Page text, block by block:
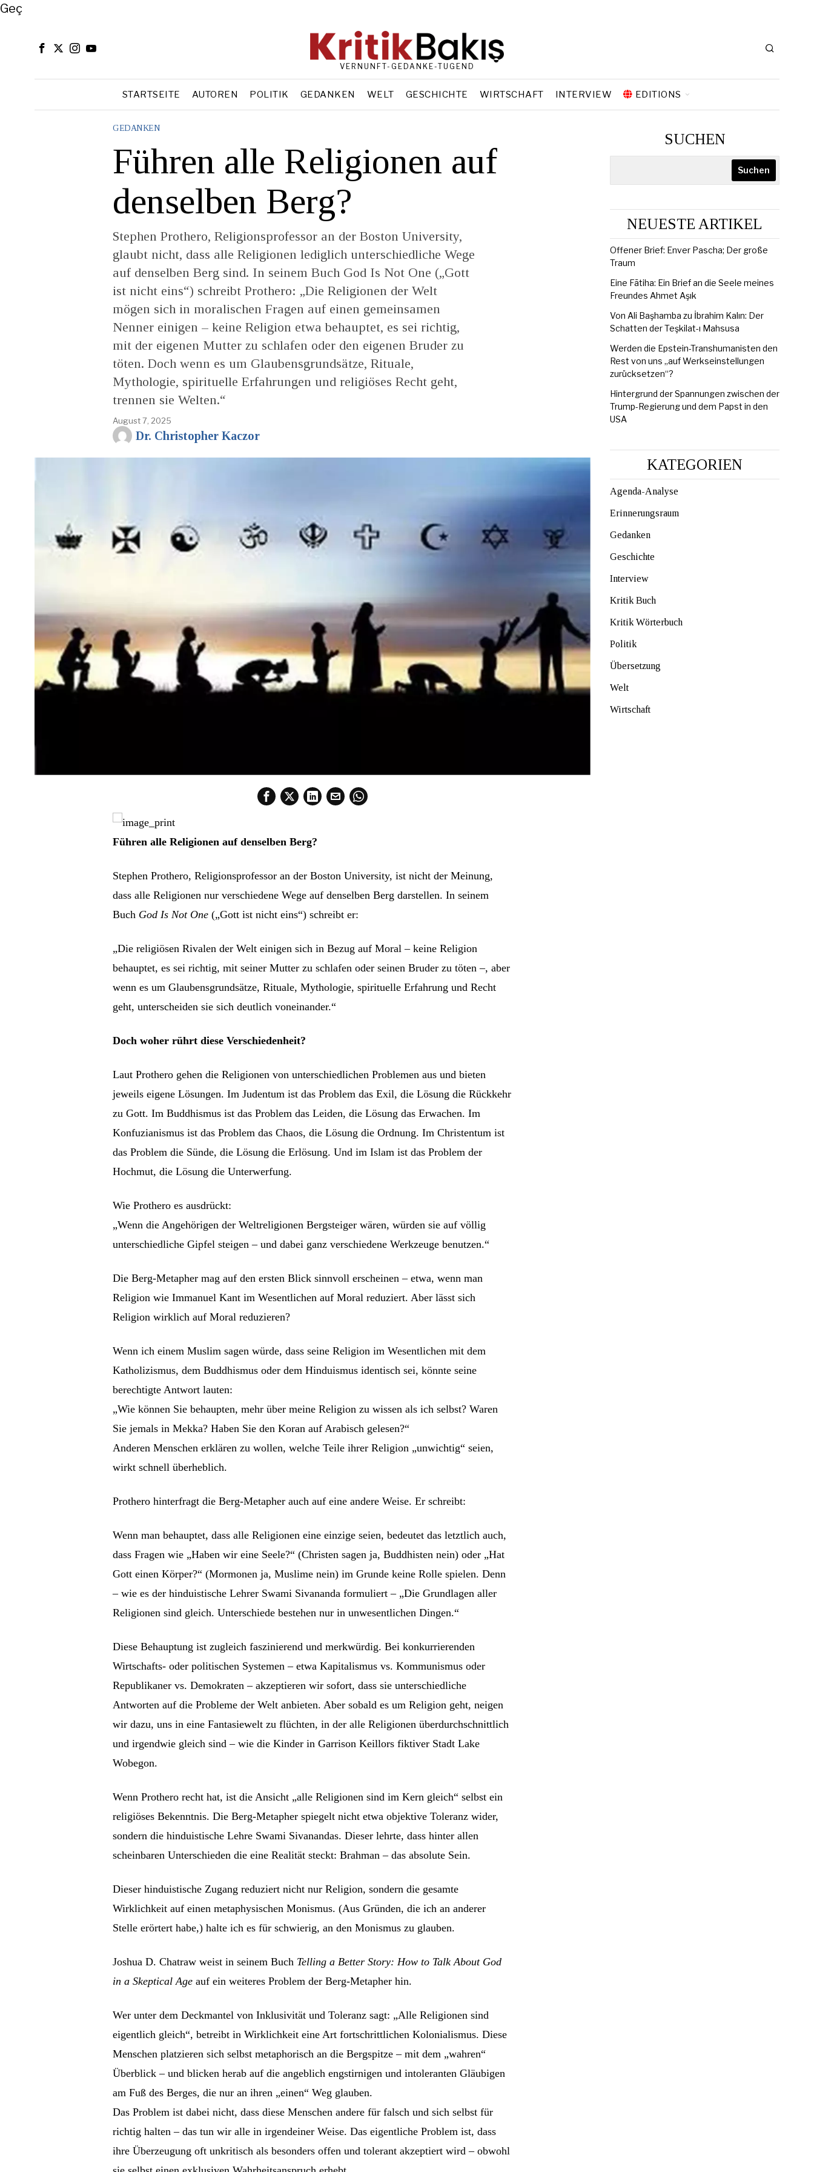
Close
Geç
VERNUNFT-GEDANKE-TUGEND
STARTSEITE AUTOREN POLITIK GEDANKEN WELT GESCHICHTE WIRTSCHAFT INTERVIEW EDITIONS
GEDANKEN
Führen alle Religionen auf
denselben Berg?
Stephen Prothero, Religionsprofessor an der Boston University,
glaubt nicht, dass alle Religionen lediglich unterschiedliche Wege
auf denselben Berg sind. In seinem Buch God Is Not One („Gott
ist nicht eins“) schreibt Prothero: „Die Religionen der Welt
mögen sich in moralischen Fragen auf einen gemeinsamen
Nenner einigen – keine Religion etwa behauptet, es sei richtig,
mit der eigenen Mutter zu schlafen oder den eigenen Bruder zu
töten. Doch wenn es um Glaubensgrundsätze, Rituale,
Mythologie, spirituelle Erfahrungen und religiöses Recht geht,
trennen sie Welten.“
August 7, 2025
Dr. Christopher Kaczor
Führen alle Religionen auf denselben Berg?
Stephen Prothero, Religionsprofessor an der Boston University, ist nicht der Meinung,
dass alle Religionen nur verschiedene Wege auf denselben Berg darstellen. In seinem
Buch God Is Not One („Gott ist nicht eins“) schreibt er:
„Die religiösen Rivalen der Welt einigen sich in Bezug auf Moral – keine Religion
behauptet, es sei richtig, mit seiner Mutter zu schlafen oder seinen Bruder zu töten –, aber
wenn es um Glaubensgrundsätze, Rituale, Mythologie, spirituelle Erfahrung und Recht
geht, unterscheiden sie sich deutlich voneinander.“
Doch woher rührt diese Verschiedenheit?
Laut Prothero gehen die Religionen von unterschiedlichen Problemen aus und bieten
jeweils eigene Lösungen. Im Judentum ist das Problem das Exil, die Lösung die Rückkehr
zu Gott. Im Buddhismus ist das Problem das Leiden, die Lösung das Erwachen. Im
Konfuzianismus ist das Problem das Chaos, die Lösung die Ordnung. Im Christentum ist
das Problem die Sünde, die Lösung die Erlösung. Und im Islam ist das Problem der
Hochmut, die Lösung die Unterwerfung.
Wie Prothero es ausdrückt:
„Wenn die Angehörigen der Weltreligionen Bergsteiger wären, würden sie auf völlig
unterschiedliche Gipfel steigen – und dabei ganz verschiedene Werkzeuge benutzen.“
Die Berg-Metapher mag auf den ersten Blick sinnvoll erscheinen – etwa, wenn man
Religion wie Immanuel Kant im Wesentlichen auf Moral reduziert. Aber lässt sich
Religion wirklich auf Moral reduzieren?
Wenn ich einem Muslim sagen würde, dass seine Religion im Wesentlichen mit dem
Katholizismus, dem Buddhismus oder dem Hinduismus identisch sei, könnte seine
berechtigte Antwort lauten:
„Wie können Sie behaupten, mehr über meine Religion zu wissen als ich selbst? Waren
Sie jemals in Mekka? Haben Sie den Koran auf Arabisch gelesen?“
Anderen Menschen erklären zu wollen, welche Teile ihrer Religion „unwichtig“ seien,
wirkt schnell überheblich.
Prothero hinterfragt die Berg-Metapher auch auf eine andere Weise. Er schreibt:
Wenn man behauptet, dass alle Religionen eine einzige seien, bedeutet das letztlich auch,
dass Fragen wie „Haben wir eine Seele?“ (Christen sagen ja, Buddhisten nein) oder „Hat
Gott einen Körper?“ (Mormonen ja, Muslime nein) im Grunde keine Rolle spielen. Denn
– wie es der hinduistische Lehrer Swami Sivananda formuliert – „Die Grundlagen aller
Religionen sind gleich. Unterschiede bestehen nur in unwesentlichen Dingen.“
Diese Behauptung ist zugleich faszinierend und merkwürdig. Bei konkurrierenden
Wirtschafts- oder politischen Systemen – etwa Kapitalismus vs. Kommunismus oder
Republikaner vs. Demokraten – akzeptieren wir sofort, dass sie unterschiedliche
Antworten auf die Probleme der Welt anbieten. Aber sobald es um Religion geht, neigen
wir dazu, uns in eine Fantasiewelt zu flüchten, in der alle Religionen überdurchschnittlich
und irgendwie gleich sind – wie die Kinder in Garrison Keillors fiktiver Stadt Lake
Wobegon.
Wenn Prothero recht hat, ist die Ansicht „alle Religionen sind im Kern gleich“ selbst ein
religiöses Bekenntnis. Die Berg-Metapher spiegelt nicht etwa objektive Toleranz wider,
sondern die hinduistische Lehre Swami Sivanandas. Dieser lehrte, dass hinter allen
scheinbaren Unterschieden die eine Realität steckt: Brahman – das absolute Sein.
Dieser hinduistische Zugang reduziert nicht nur Religion, sondern die gesamte
Wirklichkeit auf einen metaphysischen Monismus. (Aus Gründen, die ich an anderer
Stelle erörtert habe,) halte ich es für schwierig, an den Monismus zu glauben.
Joshua D. Chatraw weist in seinem Buch Telling a Better Story: How to Talk About God
in a Skeptical Age auf ein weiteres Problem der Berg-Metapher hin.
Wer unter dem Deckmantel von Inklusivität und Toleranz sagt: „Alle Religionen sind
eigentlich gleich“, betreibt in Wirklichkeit eine Art fortschrittlichen Kolonialismus. Diese
Menschen platzieren sich selbst metaphorisch an die Bergspitze – mit dem „wahren“
Überblick – und blicken herab auf die angeblich engstirnigen und intoleranten Gläubigen
am Fuß des Berges, die nur an ihren „einen“ Weg glauben.
Das Problem ist dabei nicht, dass diese Menschen andere für falsch und sich selbst für
richtig halten – das tun wir alle in irgendeiner Weise. Das eigentliche Problem ist, dass
ihre Überzeugung oft unkritisch als besonders offen und tolerant akzeptiert wird – obwohl
SUCHEN
Suchen
NEUESTE ARTIKEL
Offener Brief: Enver Pascha; Der große
Traum
Eine Fātiha: Ein Brief an die Seele meines
Freundes Ahmet Aşık
Von Ali Başhamba zu İbrahim Kalın: Der
Schatten der Teşkilat-ı Mahsusa
Werden die Epstein-Transhumanisten den
Rest von uns „auf Werkseinstellungen
zurücksetzen“?
Hintergrund der Spannungen zwischen der
Trump-Regierung und dem Papst in den
USA
KATEGORIEN
Agenda-Analyse
Erinnerungsraum
Gedanken
Geschichte
Interview
Kritik Buch
Kritik Wörterbuch
Politik
Übersetzung
Welt
Wirtschaft